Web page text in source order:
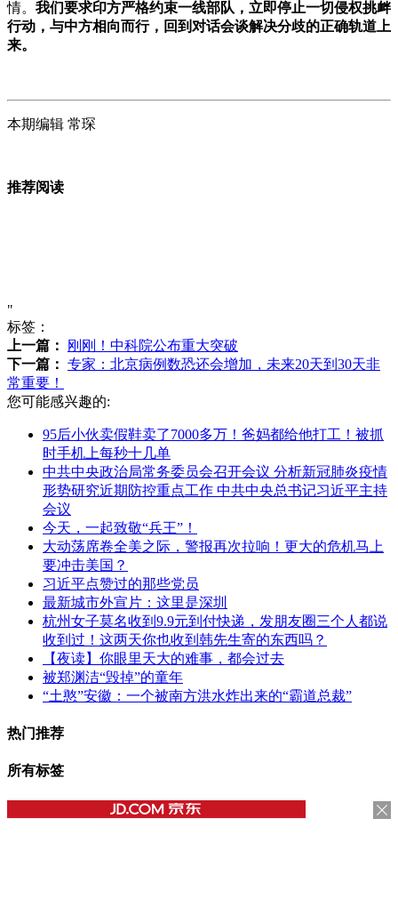
情。 我们要求印方严格约束一线部队，立即停止一切侵权挑衅
行动，与中方相向而行，回到对话会谈解决分歧的正确轨道上
来。
本期编辑 常琛
推荐阅读
"
标签：
上一篇：
刚刚！中科院公布重大突破
下一篇： 专家：北京病例数恐还会增加，未来20天到30天非
常重要！
您可能感兴趣的:
95后小伙卖假鞋卖了7000多万！爸妈都给他打工！被抓
时手机上每秒十几单
中共中央政治局常务委员会召开会议 分析新冠肺炎疫情
形势研究近期防控重点工作 中共中央总书记习近平主持
会议
今天，一起致敬“兵王”！
大动荡席卷全美之际，警报再次拉响！更大的危机马上
要冲击美国？
习近平点赞过的那些党员
最新城市外宣片：这里是深圳
杭州女子莫名收到9.9元到付快递，发朋友圈三个人都说
收到过！这两天你也收到韩先生寄的东西吗？
【夜读】你眼里天大的难事，都会过去
被郑渊洁“毁掉”的童年
“土憨”安徽：一个被南方洪水炸出来的“霸道总裁”
热门推荐
所有标签